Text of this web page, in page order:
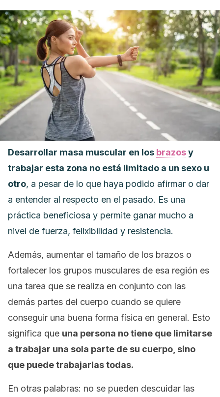
Desarrollar masa muscular en los brazosy
trabajar esta zona no está limitado a un sexo u
otro, a pesar de lo que haya podido afirmar o dar
a entender al respecto en el pasado. Es una
práctica beneficiosa y permite ganar mucho a
nivel de fuerza, felixibilidad y resistencia.
Además, aumentar el tamaño de los brazos o
fortalecer los grupos musculares de esa región es
una tarea que se realiza en conjunto con las
demás partes del cuerpo cuando se quiere
conseguir una buena forma física en general. Esto
significa que una persona no tiene que limitarse
a trabajar una sola parte de su cuerpo, sino
que puede trabajarlas todas.
En otras palabras: no se pueden descuidar las